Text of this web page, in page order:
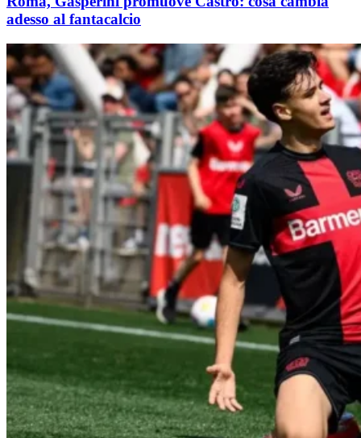
adesso al fantacalcio